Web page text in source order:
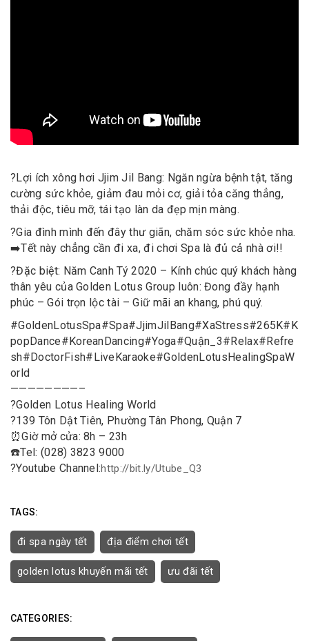
?Lợi ích xông hơi Jjim Jil Bang: Ngăn ngừa bệnh tật, tăng
cường sức khỏe, giảm đau mỏi cơ, giải tỏa căng thẳng,
thải độc, tiêu mỡ, tái tạo làn da đẹp mịn màng.
?Gia đình mình đến đây thư giãn, chăm sóc sức khỏe nha.
➡️Tết này chẳng cần đi xa, đi chơi Spa là đủ cả nhà ơi!!
?Đặc biệt: Năm Canh Tý 2020 – Kính chúc quý khách hàng
thân yêu của Golden Lotus Group luôn: Đong đầy hạnh
phúc – Gói trọn lộc tài – Giữ mãi an khang, phú quý.
#GoldenLotusSpa#Spa#JjimJilBang#XaStress#265K#K
popDance#KoreanDancing#Yoga#Quận_3#Relax#Refre
sh#DoctorFish#LiveKaraoke#GoldenLotusHealingSpaW
orld
————————–
?Golden Lotus Healing World
?139 Tôn Dật Tiên, Phường Tân Phong, Quận 7
⏰Giờ mở cửa: 8h – 23h
☎️Tel: (028) 3823 9000
?Youtube Channel:http://bit.ly/Utube_Q3
TAGS:
đi spa ngày tết địa điểm chơi tết
golden lotus khuyến mãi tết ưu đãi tết
CATEGORIES: